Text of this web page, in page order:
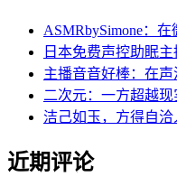
ASMRbySimone：
日本免费声控助眠主
主播音音好棒：在
二次元：一方超越
洁己如玉，方得自洽
近期评论